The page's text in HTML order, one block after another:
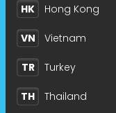
HK Hong Kong
VN Vietnam
TR Turkey
TH Thailand